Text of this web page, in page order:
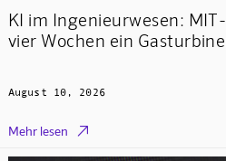
KI im Ingenieurwesen:
vier Wochen ein
August 10, 2026
Mehr lesen 